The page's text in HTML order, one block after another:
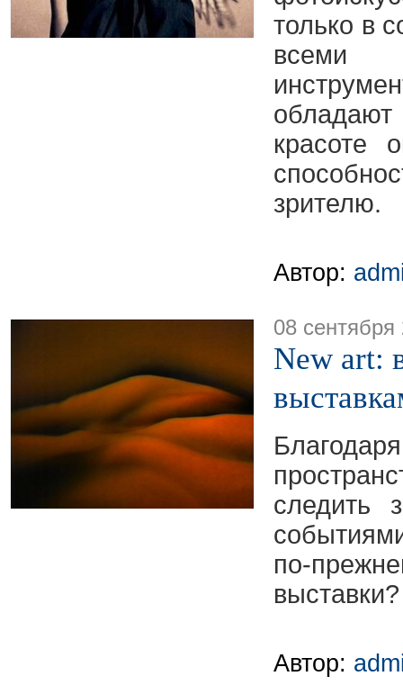
только в
всеми
обладают
красоте
зрителю.
Автор:
08 сентября
New art:
следить
по-
выставки?
Автор: